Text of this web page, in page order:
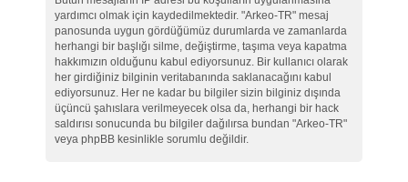
yardımcı olmak için kaydedilmektedir. "Arkeo-TR" mesaj
panosunda uygun gördüğümüz durumlarda ve zamanlarda
herhangi bir başlığı silme, değiştirme, taşıma veya kapatma
hakkımızın olduğunu kabul ediyorsunuz. Bir kullanıcı olarak
her girdiğiniz bilginin veritabanında saklanacağını kabul
ediyorsunuz. Her ne kadar bu bilgiler sizin bilginiz dışında
üçüncü şahıslara verilmeyecek olsa da, herhangi bir hack
saldırısı sonucunda bu bilgiler dağılırsa bundan "Arkeo-TR"
veya phpBB kesinlikle sorumlu değildir.